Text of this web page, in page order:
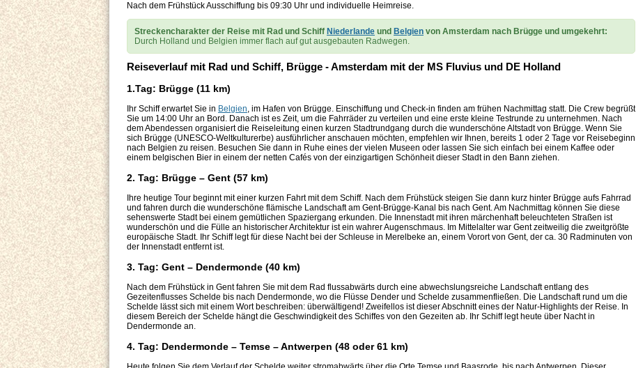
Nach dem Frühstück Ausschiffung bis 09:30 Uhr und individuelle Heimreise.
Streckencharakter der Reise mit Rad und Schiff Niederlande und Belgien von Amsterdam nach Brügge und umgekehrt:
Durch Holland und Belgien immer flach auf gut ausgebauten Radwegen.
Reiseverlauf mit Rad und Schiff, Brügge - Amsterdam mit der MS Fluvius und DE Holland
1.Tag: Brügge (11 km)
Ihr Schiff erwartet Sie in Belgien, im Hafen von Brügge. Einschiffung und Check-in finden am frühen Nachmittag statt. Die Crew begrüßt
Sie um 14:00 Uhr an Bord. Danach ist es Zeit, um die Fahrräder zu verteilen und eine erste kleine Testrunde zu unternehmen. Nach
dem Abendessen organisiert die Reiseleitung einen kurzen Stadtrundgang durch die wunderschöne Altstadt von Brügge. Wenn Sie
sich Brügge (UNESCO-Weltkulturerbe) ausführlicher anschauen möchten, empfehlen wir Ihnen, bereits 1 oder 2 Tage vor Reisebeginn
nach Belgien zu reisen. Besuchen Sie dann in Ruhe eines der vielen Museen oder lassen Sie sich einfach bei einem Kaffee oder
einem belgischen Bier in einem der netten Cafés von der einzigartigen Schönheit dieser Stadt in den Bann ziehen.
2. Tag: Brügge – Gent (57 km)
Ihre heutige Tour beginnt mit einer kurzen Fahrt mit dem Schiff. Nach dem Frühstück steigen Sie dann kurz hinter Brügge aufs Fahrrad
und fahren durch die wunderschöne flämische Landschaft am Gent-Brügge-Kanal bis nach Gent. Am Nachmittag können Sie diese
sehenswerte Stadt bei einem gemütlichen Spaziergang erkunden. Die Innenstadt mit ihren märchenhaft beleuchteten Straßen ist
wunderschön und die Fülle an historischer Architektur ist ein wahrer Augenschmaus. Im Mittelalter war Gent zeitweilig die zweitgrößte
europäische Stadt. Ihr Schiff legt für diese Nacht bei der Schleuse in Merelbeke an, einem Vorort von Gent, der ca. 30 Radminuten von
der Innenstadt entfernt ist.
3. Tag: Gent – Dendermonde (40 km)
Nach dem Frühstück in Gent fahren Sie mit dem Rad flussabwärts durch eine abwechslungsreiche Landschaft entlang des
Gezeitenflusses Schelde bis nach Dendermonde, wo die Flüsse Dender und Schelde zusammenfließen. Die Landschaft rund um die
Schelde lässt sich mit einem Wort beschreiben: überwältigend! Zweifellos ist dieser Abschnitt eines der Natur-Highlights der Reise. In
diesem Bereich der Schelde hängt die Geschwindigkeit des Schiffes von den Gezeiten ab. Ihr Schiff legt heute über Nacht in
Dendermonde an.
4. Tag: Dendermonde – Temse – Antwerpen (48 oder 61 km)